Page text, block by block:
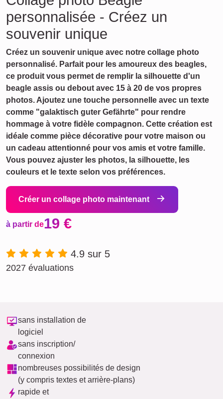
personnalisée - Créez un
souvenir unique
Créez un souvenir unique avec notre collage photo
personnalisé. Parfait pour les amoureux des beagles,
ce produit vous permet de remplir la silhouette d'un
beagle assis ou debout avec 15 à 20 de vos propres
photos. Ajoutez une touche personnelle avec un texte
comme "galaktisch guter Gefährte" pour rendre
hommage à votre fidèle compagnon. Cette création est
idéale comme pièce décorative pour votre maison ou
un cadeau attentionné pour vos amis et votre famille.
Vous pouvez ajuster les photos, la silhouette, les
couleurs et le texte selon vos préférences.
Créer un collage photo maintenant
à partir de19 €
4.9 sur 5
2027 évaluations
sans installation de
logiciel
sans inscription/
connexion
nombreuses possibilités de design
(y compris textes et arrière-plans)
rapide et